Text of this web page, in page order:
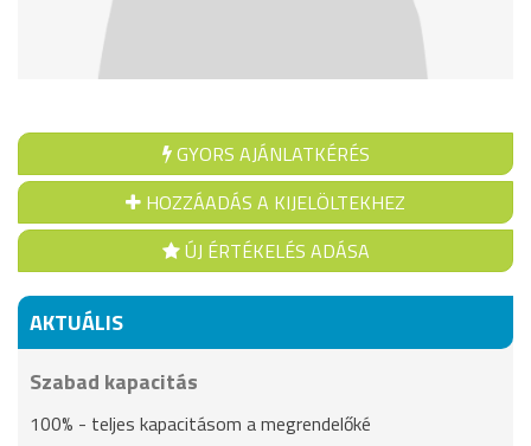
GYORS AJÁNLATKÉRÉS
HOZZÁADÁS A KIJELÖLTEKHEZ
ÚJ ÉRTÉKELÉS ADÁSA
AKTUÁLIS
Szabad kapacitás
100% - teljes kapacitásom a megrendelőké